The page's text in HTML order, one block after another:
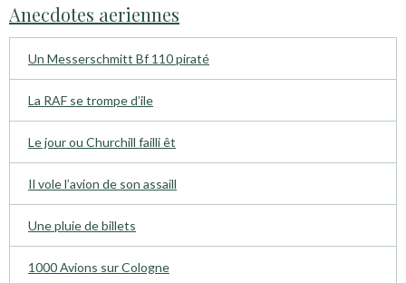
Anecdotes aeriennes
Un Messerschmitt Bf 110 piraté
La RAF se trompe d’ile
Le jour ou Churchill failli êt
Il vole l’avion de son assaill
Une pluie de billets
1000 Avions sur Cologne